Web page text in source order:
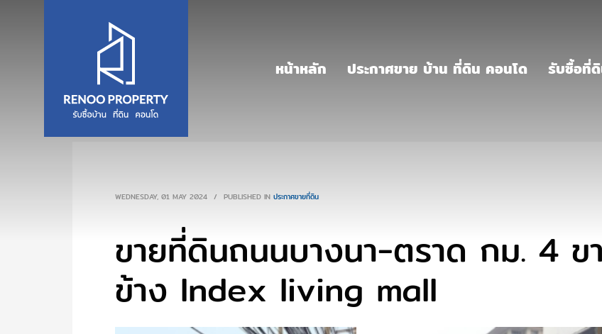
หน้าหลัก ประกาศขาย บ้าน ที่ดิน คอนโด รับซื้อที่
WEDNESDAY, 01 MAY 2024 / PUBLISHED IN ประกาศขายที่ดิน
ขายที่ดินถนนบางนา‬-ตราด กม. 4 ข
ข้าง ‪‎Index‬ living mall